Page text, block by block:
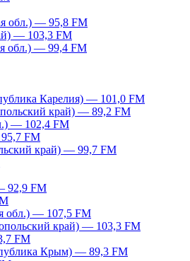
обл.) — 95,8 FM
— 103,3 FM
обл.) — 99,4 FM
Карелия) — 101,0 FM
край) — 89,2 FM
— 102,4 FM
FM
край) — 99,7 FM
92,9 FM
обл.) — 107,5 FM
край) — 103,3 FM
FM
Крым) — 89,3 FM